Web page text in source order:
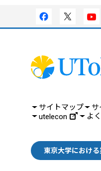
サイトマップ サ
utelecon
よ
東京大学におけ